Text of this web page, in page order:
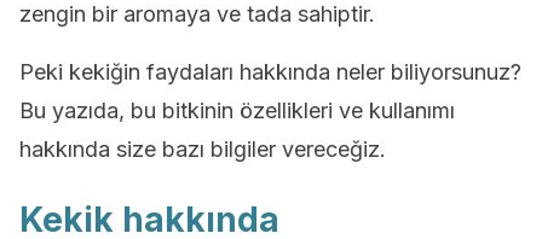
zengin bir aromaya ve tada sahiptir.
Peki kekiğin faydaları hakkında neler biliyorsunuz?
Bu yazıda, bu bitkinin özellikleri ve kullanımı
hakkında size bazı bilgiler vereceğiz.
Kekik hakkında